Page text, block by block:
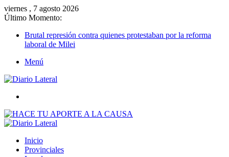
viernes , 7 agosto 2026
Último Momento:
Brutal represión contra quienes protestaban por la reforma
laboral de Milei
Menú
Inicio
Provinciales